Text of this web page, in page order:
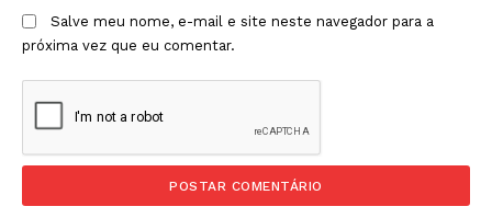
Salve meu nome, e-mail e site neste navegador para a
próxima vez que eu comentar.